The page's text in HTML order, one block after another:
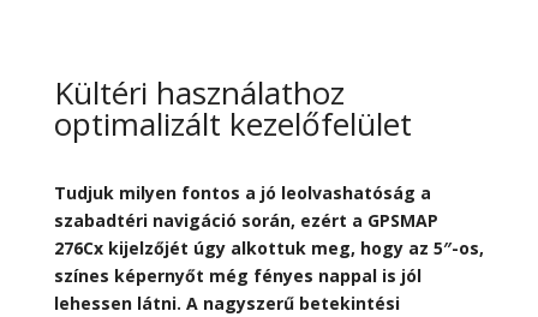
Kültéri használathoz
optimalizált kezelőfelület
Tudjuk milyen fontos a jó leolvashatóság a
szabadtéri navigáció során, ezért a GPSMAP
276Cx kijelzőjét úgy alkottuk meg, hogy az 5″-os,
színes képernyőt még fényes nappal is jól
lehessen látni. A nagyszerű betekintési